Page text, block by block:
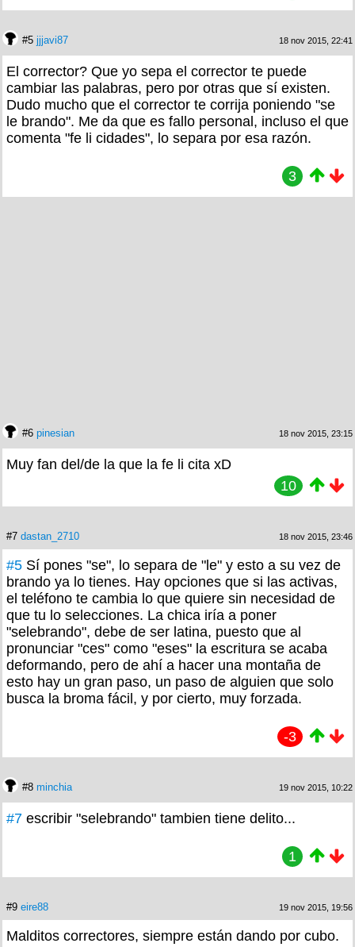
#5 jjjavi87 18 nov 2015, 22:41
El corrector? Que yo sepa el corrector te puede
cambiar las palabras, pero por otras que sí existen.
Dudo mucho que el corrector te corrija poniendo "se
le brando". Me da que es fallo personal, incluso el que
comenta "fe li cidades", lo separa por esa razón.
3
#6 pinesian 18 nov 2015, 23:15
Muy fan del/de la que la fe li cita xD
10
#7 dastan_2710 18 nov 2015, 23:46
#5 Sí pones "se", lo separa de "le" y esto a su vez de
brando ya lo tienes. Hay opciones que si las activas,
el teléfono te cambia lo que quiere sin necesidad de
que tu lo selecciones. La chica iría a poner
"selebrando", debe de ser latina, puesto que al
pronunciar "ces" como "eses" la escritura se acaba
deformando, pero de ahí a hacer una montaña de
esto hay un gran paso, un paso de alguien que solo
busca la broma fácil, y por cierto, muy forzada.
-3
#8 minchia 19 nov 2015, 10:22
#7 escribir "selebrando" tambien tiene delito...
1
#9 eire88 19 nov 2015, 19:56
Malditos correctores, siempre están dando por cubo.